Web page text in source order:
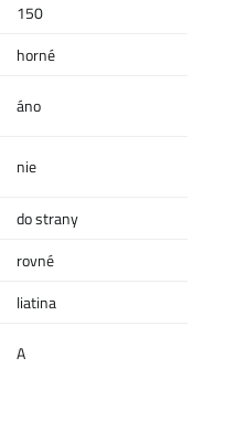
150
horné
áno
nie
do strany
rovné
liatina
A